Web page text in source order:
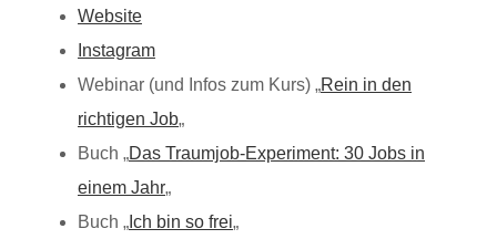
Website
Instagram
Webinar (und Infos zum Kurs) „Rein in den
richtigen Job„
Buch „Das Traumjob-Experiment: 30 Jobs in
einem Jahr„
Buch „ Ich bin so frei„